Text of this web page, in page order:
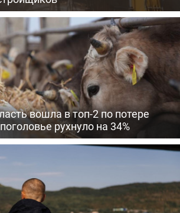
вошла в топ-2 по потере
рухнуло на 34%